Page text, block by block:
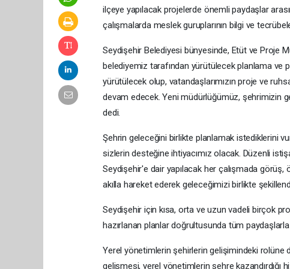
ilçeye yapılacak projelerde önemli paydaşlar
çalışmalarda meslek guruplarının bilgi ve
Seydişehir Belediyesi bünyesinde, Etüt ve Proje
belediyemiz tarafından yürütülecek planlama ve
yürütülecek olup, vatandaşlarımızın proje ve
devam edecek. Yeni müdürlüğümüz, şehrimizin
dedi.
Şehrin geleceğini birlikte planlamak istediklerini
sizlerin desteğine ihtiyacımız olacak. Düzenli
Seydişehir'e dair yapılacak her çalışmada görüş,
akılla hareket ederek geleceğimizi birlikte
Seydişehir için kısa, orta ve uzun vadeli birçok
hazırlanan planlar doğrultusunda tüm paydaşlarla
Yerel yönetimlerin şehirlerin gelişimindeki rolüne
gelişmesi, yerel yönetimlerin şehre kazandırdığı